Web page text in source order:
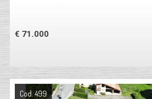
€ 71.000
Cod. 499